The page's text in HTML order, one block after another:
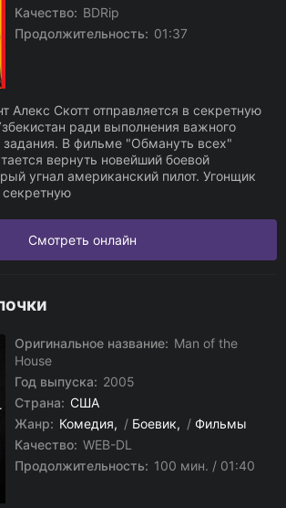
Качество: BDRip
Продолжительность: 01:37
Алекс Скотт отправляется в секретную
ради выполнения важного
задания. В фильме "Обмануть всех"
вернуть новейший боевой
угнал американский пилот. Угонщик
секретную
Смотреть онлайн
Оригинальное название: Man of the
House
Год выпуска: 2005
Страна: США
Жанр: Комедия / Боевик / Фильмы
Качество: WEB-DL
Продолжительность: 100 мин. / 01:40